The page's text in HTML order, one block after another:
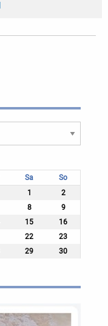
Sa
So
1
2
8
9
15
16
22
23
29
30